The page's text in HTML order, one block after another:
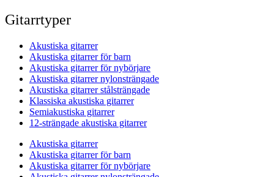
Gitarrtyper
Akustiska gitarrer
Akustiska gitarrer för barn
Akustiska gitarrer för nybörjare
Akustiska gitarrer nylonsträngade
Akustiska gitarrer stålsträngade
Klassiska akustiska gitarrer
Semiakustiska gitarrer
12-strängade akustiska gitarrer
Akustiska gitarrer
Akustiska gitarrer för barn
Akustiska gitarrer för nybörjare